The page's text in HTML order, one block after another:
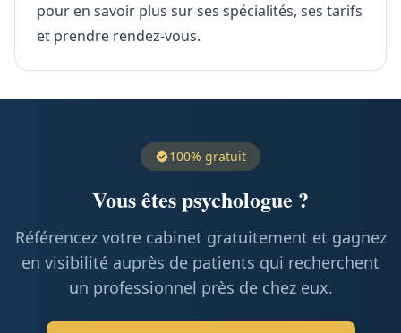
pour en savoir plus sur ses spécialités, ses tarifs
et prendre rendez-vous.
100% gratuit
Vous êtes psychologue ?
Référencez votre cabinet gratuitement et gagnez
en visibilité auprès de patients qui recherchent
un professionnel près de chez eux.